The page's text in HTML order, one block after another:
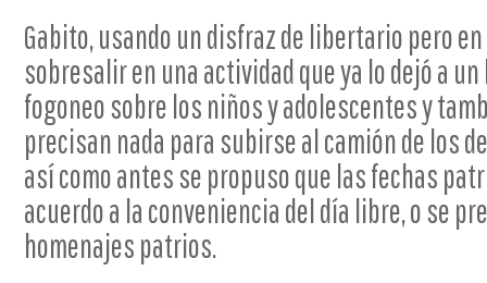
Gabito, usando un disfraz de libertario pero
sobresalir en una actividad que ya lo dejó a
fogoneo sobre los niños y adolescentes y
precisan nada para subirse al camión de los
así como antes se propuso que las fechas
acuerdo a la conveniencia del día libre, o se
homenajes patrios.